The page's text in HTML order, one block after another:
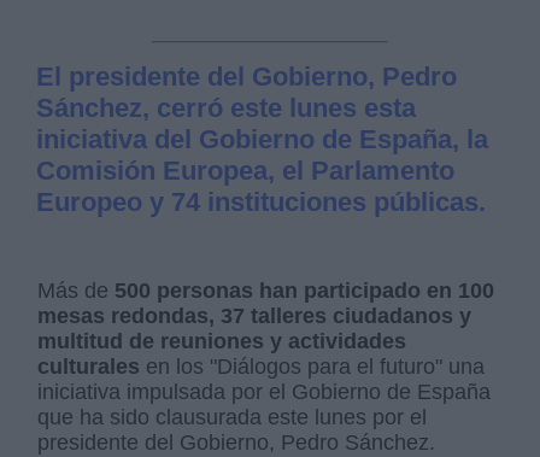
El presidente del Gobierno, Pedro
Sánchez, cerró este lunes esta
iniciativa del Gobierno de España, la
Comisión Europea, el Parlamento
Europeo y 74 instituciones públicas.
Más de 500 personas han participado en 100
mesas redondas, 37 talleres ciudadanos y
multitud de reuniones y actividades
culturales en los "Diálogos para el futuro" una
iniciativa impulsada por el Gobierno de España
que ha sido clausurada este lunes por el
presidente del Gobierno, Pedro Sánchez.